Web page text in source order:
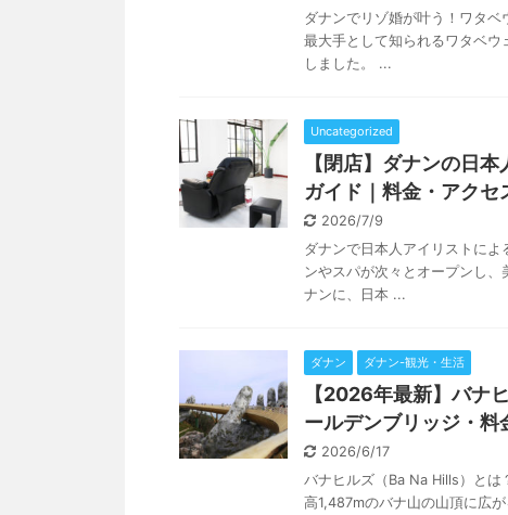
ダナンでリゾ婚が叶う！ワタ
最大手として知られるワタベ
しました。 ...
Uncategorized
【閉店】ダナンの日
ガイド｜料金・アクセ
2026/7/9
ダナンで日本人アイリストに
ンやスパが次々とオープンし
ナンに、日本 ...
ダナン ダナン-観光・生活
【2026年最新】バナ
ールデンブリッジ・料
2026/6/17
バナヒルズ（Ba Na Hills）と
高1,487mのバナ山の山頂に広